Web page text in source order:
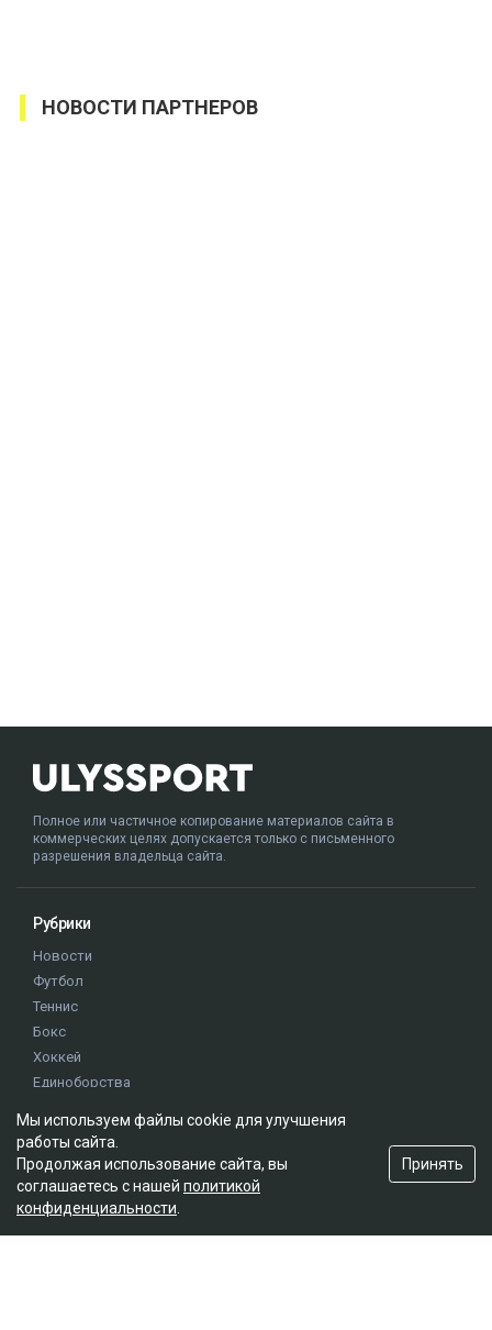
НОВОСТИ ПАРТНЕРОВ
Полное или частичное копирование материалов сайта в
коммерческих целях допускается только с письменного
разрешения владельца сайта.
Рубрики
Новости
Футбол
Теннис
Бокс
Хоккей
Единоборства
Олимпиада
Редакция
Мы используем файлы cookie для улучшения
работы сайта.
Продолжая использование сайта, вы
соглашаетесь с нашей политикой
конфиденциальности
Принять